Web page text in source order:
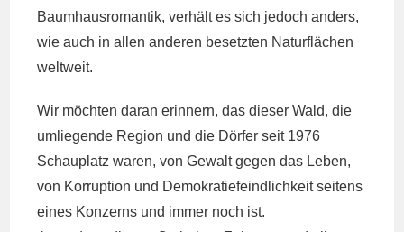
Baumhausromantik, verhält es sich jedoch anders,
wie auch in allen anderen besetzten Naturflächen
weltweit.
Wir möchten daran erinnern, das dieser Wald, die
umliegende Region und die Dörfer seit 1976
Schauplatz waren, von Gewalt gegen das Leben,
von Korruption und Demokratiefeindlichkeit seitens
eines Konzerns und immer noch ist.